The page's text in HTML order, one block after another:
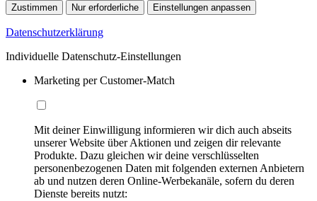
Zustimmen Nur erforderliche Einstellungen anpassen
Datenschutzerklärung
Individuelle Datenschutz-Einstellungen
Marketing per Customer-Match
Mit deiner Einwilligung informieren wir dich auch abseits
unserer Website über Aktionen und zeigen dir relevante
Produkte. Dazu gleichen wir deine verschlüsselten
personenbezogenen Daten mit folgenden externen Anbietern
ab und nutzen deren Online-Werbekanäle, sofern du deren
Dienste bereits nutzt: